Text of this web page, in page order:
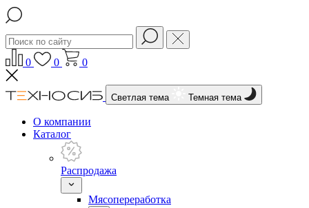
0 0 0
Светлая тема Темная тема
О компании
Каталог
Распродажа
Мясопереработка